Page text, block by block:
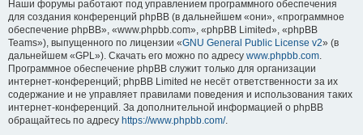
Наши форумы работают под управлением программного обеспечения
для создания конференций phpBB (в дальнейшем «они», «программное
обеспечение phpBB», «www.phpbb.com», «phpBB Limited», «phpBB
Teams»), выпущенного по лицензии «GNU General Public License v2» (в
дальнейшем «GPL»). Скачать его можно по адресу www.phpbb.com.
Программное обеспечение phpBB служит только для организации
интернет-конференций; phpBB Limited не несёт ответственности за их
содержание и не управляет правилами поведения и использования таких
интернет-конференций. За дополнительной информацией о phpBB
обращайтесь по адресу https://www.phpbb.com/.